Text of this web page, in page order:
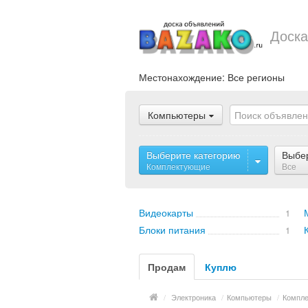
Местонахождение: Все регионы
Компьютеры
Выберите категорию
Комплектующие Все
Видеокарты 1
Блоки питания
1
Продам Куплю
/ Электроника / Компьютеры /